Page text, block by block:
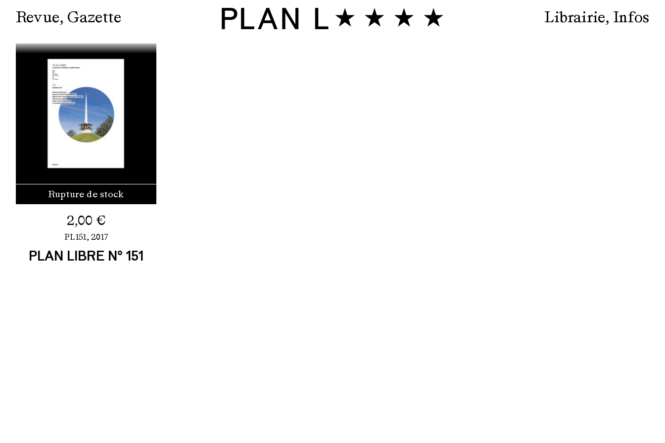
Revue Gazette Librairie Infos
Rupture de stock
2,00 €
PL151, 2017
PLAN LIBRE N° 151